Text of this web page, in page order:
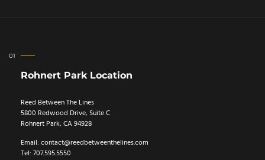
Rohnert Park Location
Reed Between The Lines
5800 Redwood Drive, Suite C
Rohnert Park, CA 94928
Email: contact@reedbetweenthelines.com
Tel: 707.595.5550